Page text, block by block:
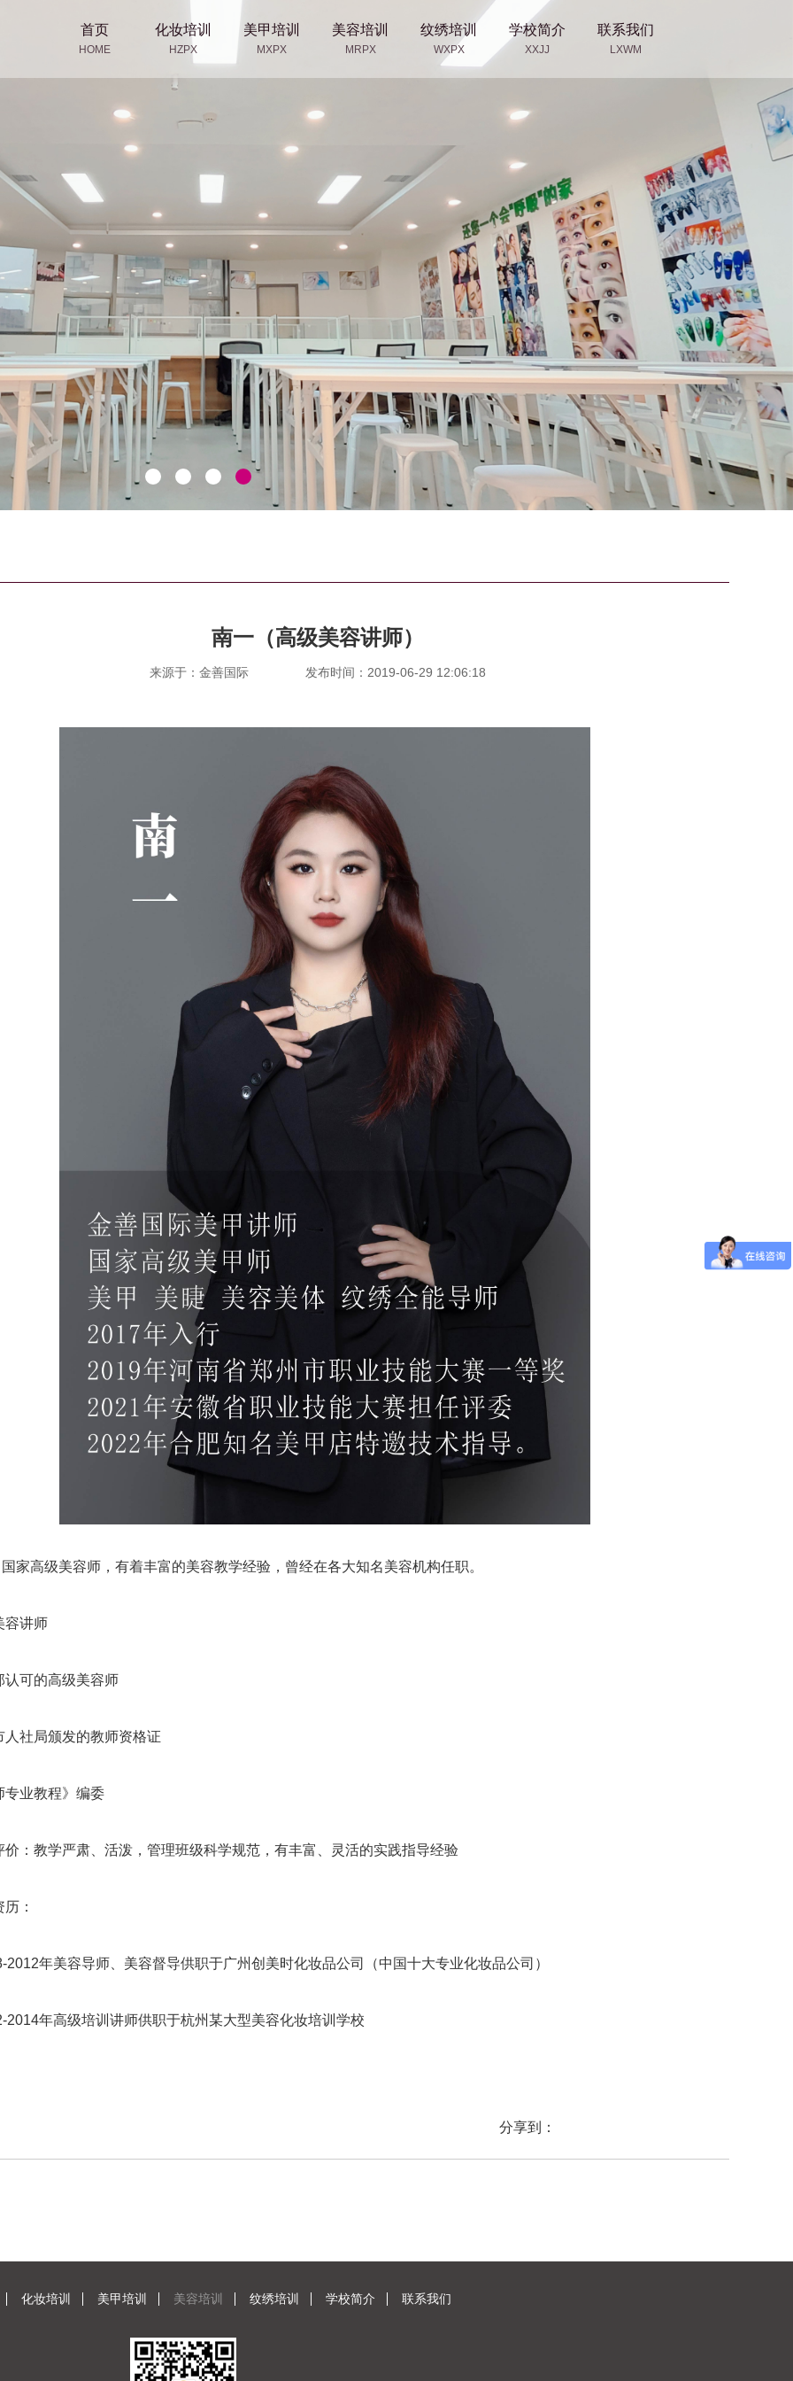
首页
HOME
化妆培训
HZPX
美甲培训
MXPX
美容培训
MRPX
纹绣培训
WXPX
学校简介
XXJJ
联系我们
LXWM
南一（高级美容讲师）
来源于：金善国际 发布时间：2019-06-29 12:06:18
高级美容师，有着丰富的美容教学经验，曾经在各大知名美容机构任职。
讲师
可的高级美容师
社局颁发的教师资格证
业教程》编委
教学严肃、活泼，管理班级科学规范，有丰富、灵活的实践指导经验
：
年美容导师、美容督导供职于广州创美时化妆品公司（中国十大专业化妆品公司）
年高级培训讲师供职于杭州某大型美容化妆培训学校
分享到：
化妆培训 美甲培训 美容培训 纹绣培训 学校简介 联系我们